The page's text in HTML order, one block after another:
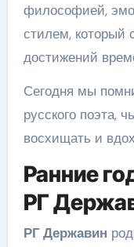
философией,
стилем, который
достижений
Сегодня мы
русского поэта,
восхищать и
Ранние
РГ
РГ Державин